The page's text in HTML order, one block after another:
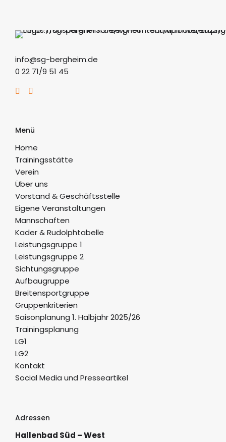
info@sg-bergheim.de
0 22 71/9 51 45
Menü
Home
Trainingsstätte
Verein
Über uns
Vorstand & Geschäftsstelle
Eigene Veranstaltungen
Mannschaften
Kader & Rudolphtabelle
Leistungsgruppe 1
Leistungsgruppe 2
Sichtungsgruppe
Aufbaugruppe
Breitensportgruppe
Gruppenkriterien
Saisonplanung 1. Halbjahr 2025/26
Trainingsplanung
LG1
LG2
Kontakt
Social Media und Presseartikel
Adressen
Hallenbad Süd – West